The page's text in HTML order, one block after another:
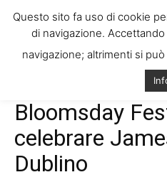
Bloomsday
celebrare
Dublino
Questo sito fa uso di cookie
di navigazione. Accettando
navigazione; altrimenti si